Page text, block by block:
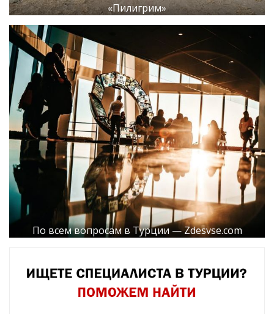
«Пилигрим»
По всем вопросам в Турции — Zdesvse.com